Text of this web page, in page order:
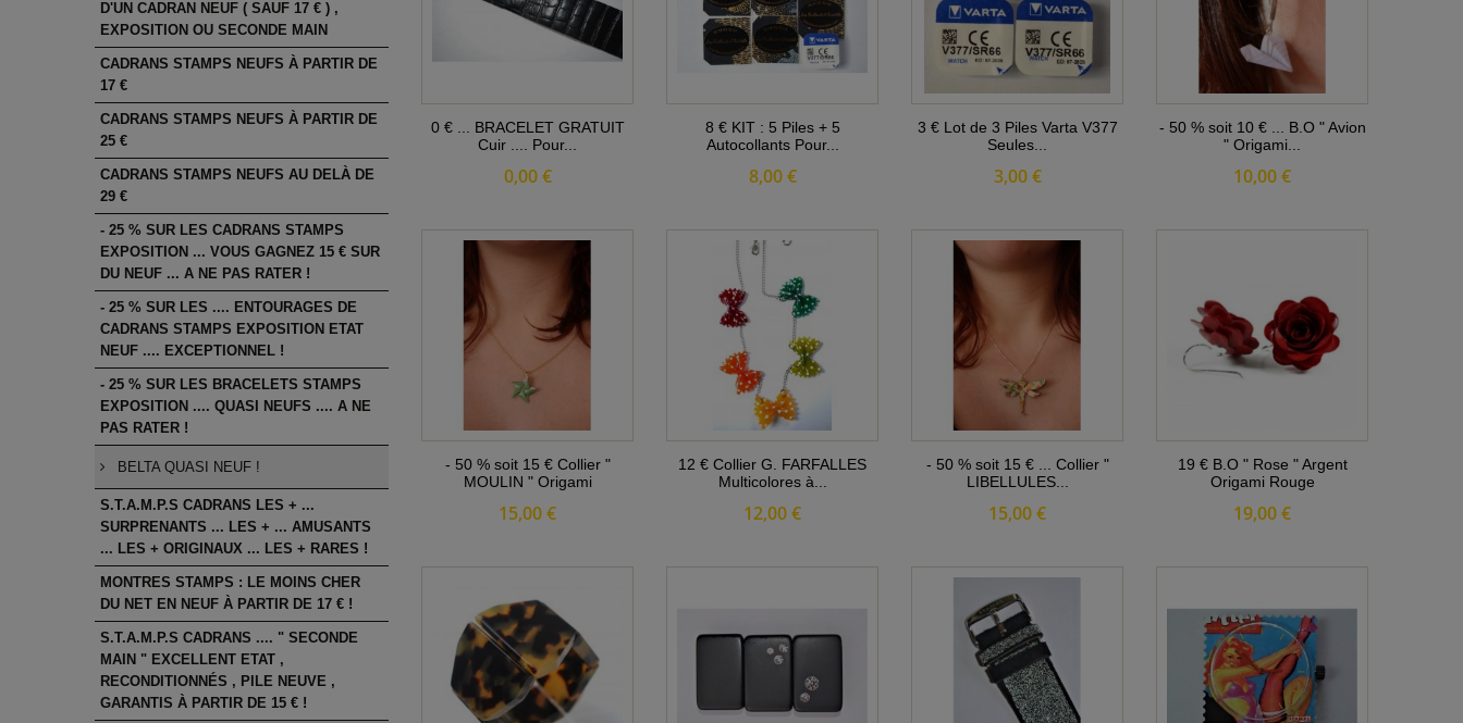
D'UN CADRAN NEUF ( SAUF 17 € ) ,
EXPOSITION OU SECONDE MAIN
CADRANS STAMPS NEUFS À PARTIR DE
17 €
CADRANS STAMPS NEUFS À PARTIR DE
25 €
CADRANS STAMPS NEUFS AU DELÀ DE
29 €
- 25 % SUR LES CADRANS STAMPS
EXPOSITION ... VOUS GAGNEZ 15 € SUR
DU NEUF ... A NE PAS RATER !
- 25 % SUR LES .... ENTOURAGES DE
CADRANS STAMPS EXPOSITION ETAT
NEUF .... EXCEPTIONNEL !
- 25 % SUR LES BRACELETS STAMPS
EXPOSITION .... QUASI NEUFS .... A NE
PAS RATER !
BELTA QUASI NEUF !
S.T.A.M.P.S CADRANS LES + ...
SURPRENANTS ... LES + ... AMUSANTS
... LES + ORIGINAUX ... LES + RARES !
MONTRES STAMPS : LE MOINS CHER
DU NET EN NEUF À PARTIR DE 17 € !
S.T.A.M.P.S CADRANS .... " SECONDE
MAIN " EXCELLENT ETAT ,
RECONDITIONNÉS , PILE NEUVE ,
GARANTIS À PARTIR DE 15 € !
0 € ... BRACELET GRATUIT
Cuir .... Pour...
0,00 €
8 € KIT : 5 Piles + 5
Autocollants Pour...
8,00 €
3 € Lot de 3 Piles Varta V377
Seules...
3,00 €
- 50 % soit 10 € ... B.O " Avion
" Origami...
10,00 €
- 50 % soit 15 € Collier "
MOULIN " Origami
15,00 €
12 € Collier G. FARFALLES
Multicolores à...
12,00 €
- 50 % soit 15 € ... Collier "
LIBELLULES...
15,00 €
19 € B.O " Rose " Argent
Origami Rouge
19,00 €